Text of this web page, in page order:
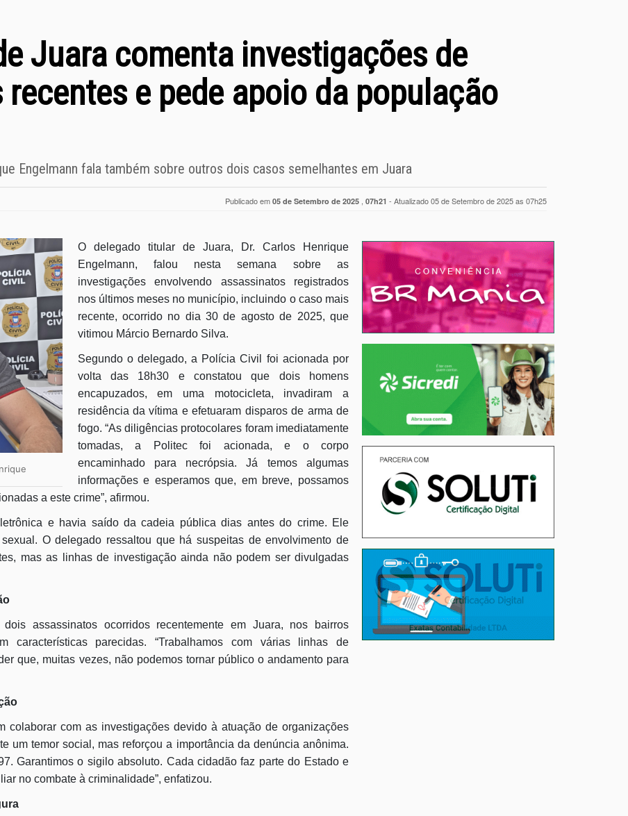
Juara comenta investigações de
e pede apoio da população
Engelmann fala também sobre outros dois casos semelhantes em Juara
Publicado em 05 de Setembro de 2025 07h21 - Atualizado 05 de Setembro de 2025 as 07h25
O delegado titular de Juara, Dr. Carlos Henrique
Engelmann, falou nesta semana sobre as
investigações envolvendo assassinatos registrados
nos últimos meses no município, incluindo o caso mais
recente, ocorrido no dia 30 de agosto de 2025, que
vitimou Márcio Bernardo Silva.
Segundo o delegado, a Polícia Civil foi acionada por
volta das 18h30 e constatou que dois homens
encapuzados, em uma motocicleta, invadiram a
residência da vítima e efetuaram disparos de arma de
fogo. “As diligências protocolares foram imediatamente
tomadas, a Politec foi acionada, e o corpo
encaminhado para necrópsia. Já temos algumas
informações e esperamos que, em breve, possamos
a este crime”, afirmou.
e havia saído da cadeia pública dias antes do crime. Ele
O delegado ressaltou que há suspeitas de envolvimento de
mas as linhas de investigação ainda não podem ser divulgadas
assassinatos ocorridos recentemente em Juara, nos bairros
características parecidas. “Trabalhamos com várias linhas de
que, muitas vezes, não podemos tornar público o andamento para
colaborar com as investigações devido à atuação de organizações
um temor social, mas reforçou a importância da denúncia anônima.
Garantimos o sigilo absoluto. Cada cidadão faz parte do Estado e
no combate à criminalidade”, enfatizou.